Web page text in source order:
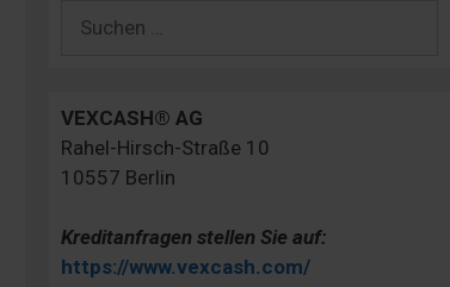
nach:
VEXCASH® AG
Rahel-Hirsch-Straße 10
10557 Berlin
Kreditanfragen stellen Sie auf:
https://www.vexcash.com/